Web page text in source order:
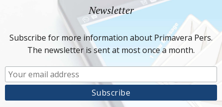
Newsletter
Subscribe for more information about Primavera Pers.
The newsletter is sent at most once a month.